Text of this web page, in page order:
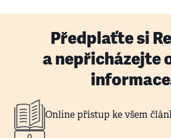
Předplaťte si
a nepřicházejte
Online přístup ke všem